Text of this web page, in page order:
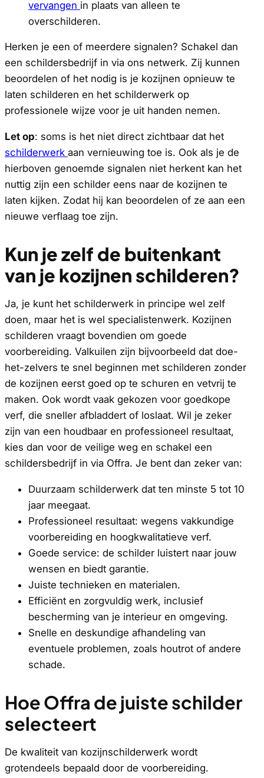
vervangen in plaats van alleen te
overschilderen.
Herken je een of meerdere signalen? Schakel dan
een schildersbedrijf in via ons netwerk. Zij kunnen
beoordelen of het nodig is je kozijnen opnieuw te
laten schilderen en het schilderwerk op
professionele wijze voor je uit handen nemen.
Let op: soms is het niet direct zichtbaar dat het
schilderwerk aan vernieuwing toe is. Ook als je de
hierboven genoemde signalen niet herkent kan het
nuttig zijn een schilder eens naar de kozijnen te
laten kijken. Zodat hij kan beoordelen of ze aan een
nieuwe verflaag toe zijn.
Kun je zelf de buitenkant
van je kozijnen schilderen?
Ja, je kunt het schilderwerk in principe wel zelf
doen, maar het is wel specialistenwerk. Kozijnen
schilderen vraagt bovendien om goede
voorbereiding. Valkuilen zijn bijvoorbeeld dat doe-
het-zelvers te snel beginnen met schilderen zonder
de kozijnen eerst goed op te schuren en vetvrij te
maken. Ook wordt vaak gekozen voor goedkope
verf, die sneller afbladdert of loslaat. Wil je zeker
zijn van een houdbaar en professioneel resultaat,
kies dan voor de veilige weg en schakel een
schildersbedrijf in via Offra. Je bent dan zeker van:
Duurzaam schilderwerk dat ten minste 5 tot 10
jaar meegaat.
Professioneel resultaat: wegens vakkundige
voorbereiding en hoogkwalitatieve verf.
Goede service: de schilder luistert naar jouw
wensen en biedt garantie.
Juiste technieken en materialen.
Efficiënt en zorgvuldig werk, inclusief
bescherming van je interieur en omgeving.
Snelle en deskundige afhandeling van
eventuele problemen, zoals houtrot of andere
schade.
Hoe Offra de juiste schilder
selecteert
De kwaliteit van kozijnschilderwerk wordt
grotendeels bepaald door de voorbereiding.